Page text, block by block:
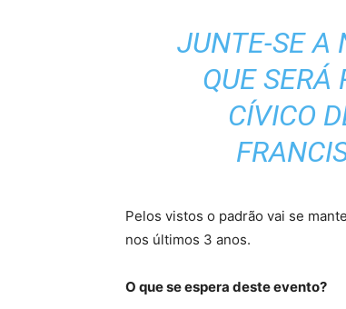
JUNTE-SE A
QUE SERÁ
CÍVICO
Pelos vistos o padrão vai se
nos últimos 3 anos.
O que se espera deste evento?